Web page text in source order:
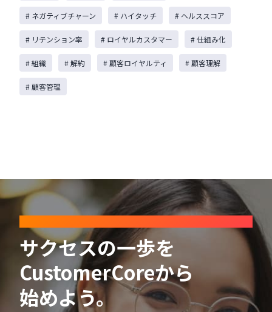
# ネガティブチャーン # ハイタッチ # ヘルススコア
# リテンション率 # ロイヤルカスタマー # 仕組み化
# 組織 # 解約 # 顧客ロイヤルティ # 顧客理解
# 顧客管理
サクセスの一歩を
CustomerCoreから
始めよう。